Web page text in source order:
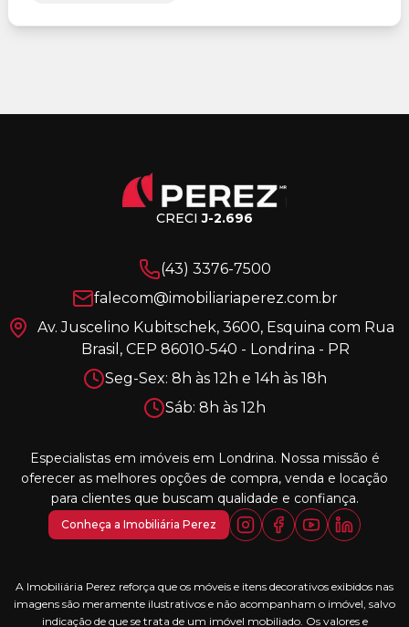
CRECIJ-2.696
(43) 3376-7500
falecom@imobiliariaperez.com.br
Av. Juscelino Kubitschek, 3600, Esquina com Rua
Brasil, CEP 86010-540 - Londrina - PR
Seg-Sex: 8h às 12h e 14h às 18h
Sáb: 8h às 12h
Especialistas em imóveis em Londrina. Nossa missão é
oferecer as melhores opções de compra, venda e locação
para clientes que buscam qualidade e confiança.
Conheça a Imobiliária Perez
A Imobiliária Perez reforça que os móveis e itens decorativos exibidos nas
imagens são meramente ilustrativos e não acompanham o imóvel, salvo
indicação de que se trata de um imóvel mobiliado. Os valores e